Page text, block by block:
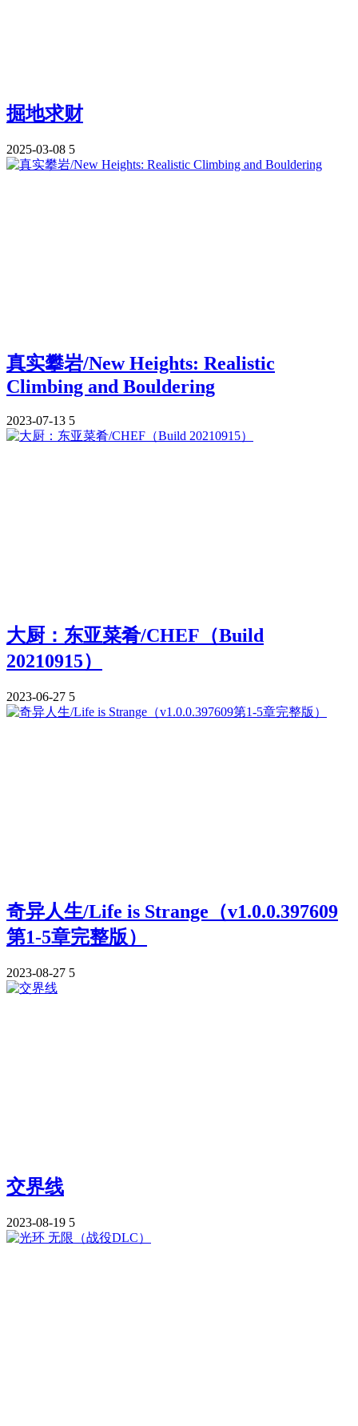
掘地求财
2025-03-08 5
真实攀岩/New Heights: Realistic
Climbing and Bouldering
2023-07-13 5
大厨：东亚菜肴/CHEF（Build
20210915）
2023-06-27 5
奇异人生/Life is Strange（v1.0.0.397609
第1-5章完整版）
2023-08-27 5
交界线
2023-08-19 5